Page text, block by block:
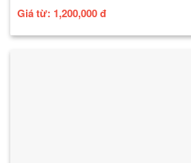
Giá từ: 1,200,000đ